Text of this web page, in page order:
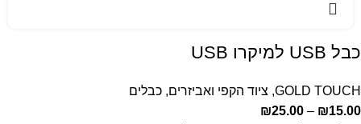
כבל USB למיקרו USB
GOLD TOUCH
, ציוד הקפי ואביזרים, כבלים
₪15.00
–
₪25.00